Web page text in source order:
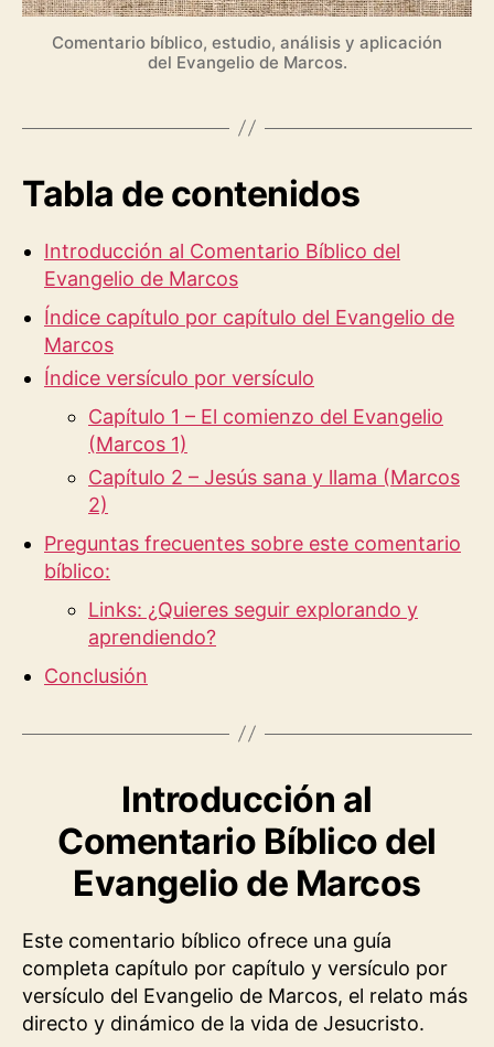
Comentario bíblico, estudio, análisis y aplicación
del Evangelio de Marcos.
Tabla de contenidos
Introducción al Comentario Bíblico del
Evangelio de Marcos
Índice capítulo por capítulo del Evangelio de
Marcos
Índice versículo por versículo
Capítulo 1 – El comienzo del Evangelio
(Marcos 1)
Capítulo 2 – Jesús sana y llama (Marcos
2)
Preguntas frecuentes sobre este comentario
bíblico:
Links: ¿Quieres seguir explorando y
aprendiendo?
Conclusión
Introducción al
Comentario Bíblico del
Evangelio de Marcos
Este comentario bíblico ofrece una guía
completa capítulo por capítulo y versículo por
versículo del Evangelio de Marcos, el relato más
directo y dinámico de la vida de Jesucristo.